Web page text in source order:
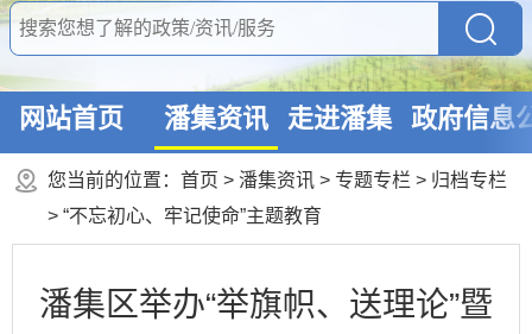
网站首页 潘集资讯 走进潘集 政府信息
您当前的位置： 首页 > 潘集资讯 > 专题专栏 > 归档专栏
> “不忘初心、牢记使命”主题教育
潘集区举办“举旗帜、送理论”暨